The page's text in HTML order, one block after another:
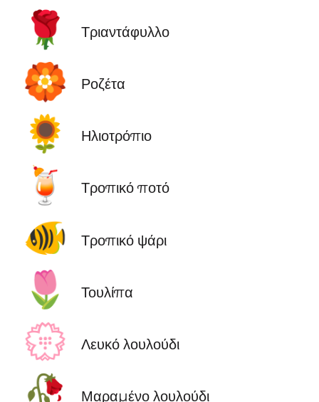
🌹 Τριαντάφυλλο
🏵️ Ροζέτα
🌻 Ηλιοτρόπιο
🍹 Τροπικό ποτό
🐠 Τροπικό ψάρι
🌷 Τουλίπα
💮 Λευκό λουλούδι
Μαραμένο λουλούδι